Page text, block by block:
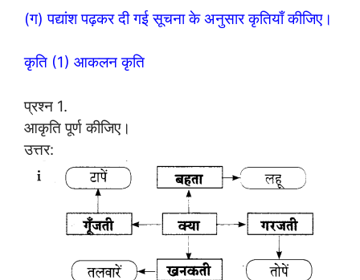
(ग) पद्यांश पढ़कर दी गई सूचना के अनुसार कृतियाँ कीजिए।
कृति (1) आकलन कृति
प्रश्न 1.
आकृति पूर्ण कीजिए।
उत्तर: